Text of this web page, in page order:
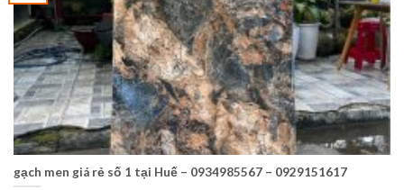
gạch men giá rẻ số 1 tại Huế – 0934985567 – 0929151617